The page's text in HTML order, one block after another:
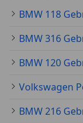
LM-Felgen
Sicherheit/
Airbag
Anti-
erweiterter
BMW 118
BMW 316
BMW 120
BMW 216